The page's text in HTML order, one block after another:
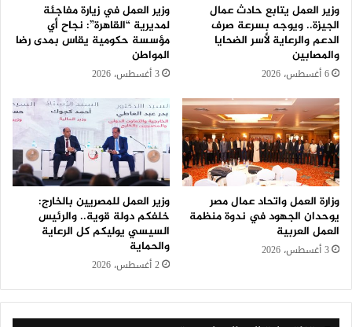
وزير العمل يتابع حادث عمال
الجيزة.. ويوجه بسرعة صرف
الدعم والرعاية لأسر الضحايا
والمصابين
6 أغسطس، 2026
وزير العمل في زيارة مفاجئة
لمديرية “القاهرة”: نجاح أي
مؤسسة حكومية يقاس بمدى رضا
المواطن
3 أغسطس، 2026
وزارة العمل واتحاد عمال مصر
يوحدان الجهود في ندوة منظمة
العمل العربية
3 أغسطس، 2026
وزير العمل للمصريين بالخارج:
خلفكم دولة قوية.. والرئيس
السيسي يوليكم كل الرعاية
والحماية
2 أغسطس، 2026